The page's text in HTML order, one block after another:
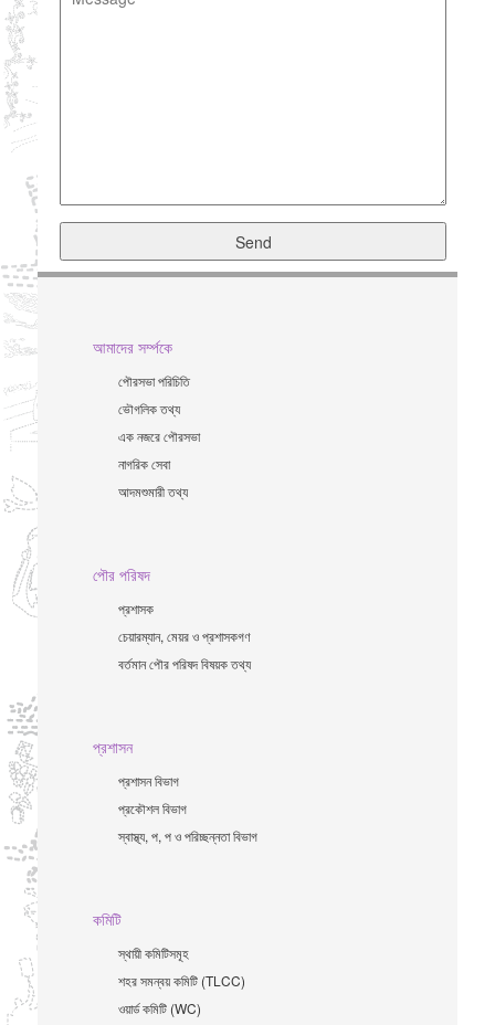
আমাদের সর্ম্পকে
পৌরসভা পরিচিতি
ভৌগলিক তথ্য
এক নজরে পৌরসভা
নাগরিক সেবা
আদমশুমারী তথ্য
পৌর পরিষদ
প্রশাসক
চেয়ারম্যান, মেয়র ও প্রশাসকগণ
বর্তমান পৌর পরিষদ বিষয়ক তথ্য
প্রশাসন
প্রশাসন বিভাগ
প্রকৌশল বিভাগ
স্বাস্থ্য, প, প ও পরিচ্ছন্নতা ‍বিভাগ
কমিটি
স্থায়ী কমিটিসমূহ
শহর সমন্বয় কমিটি (TLCC)
ওয়ার্ড কমিটি (WC)